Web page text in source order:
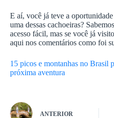
E aí, você já teve a
uma dessas cachoeiras?
acesso fácil, mas se você já
aqui nos comentários como foi
15 picos e montanhas no Brasil
próxima aventura
ANTERIOR